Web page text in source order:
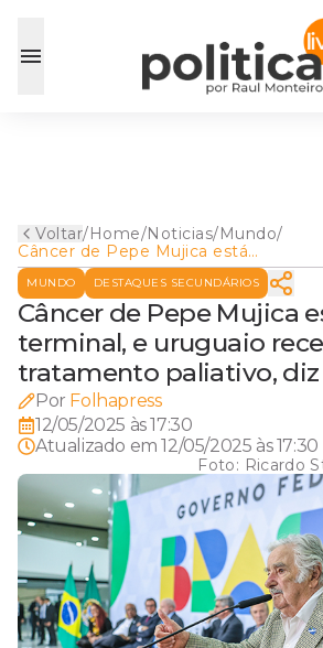
Voltar/Home/Noticias/Mundo/
Câncer de Pepe Mujica está
em fase terminal, e uruguaio
recebe tratamento paliativo,
diz esposa
MUNDO DESTAQUES SECUNDÁRIOS
Câncer de Pepe Mujica
terminal, e uruguaio
tratamento paliativo, diz
Por Folhapress
12/05/2025 às 17:30
Atualizado em12/05/2025 às 17:30
Foto: Ricardo